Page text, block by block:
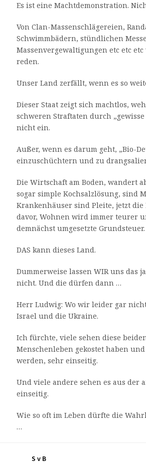
Es ist eine Machtdemonstration.
Von Clan-Massenschlägereien,
Schwimmbädern, stündlichen
Massenvergewaltigungen etc etc
reden.
Unser Land zerfällt, wenn es so
Dieser Staat zeigt sich machtlos,
schweren Straftaten durch
nicht ein.
Außer, wenn es darum geht, „Bio-
einzuschüchtern und zu
Die Wirtschaft am Boden, wandert
sogar simple Kochsalzlösung, sind
Krankenhäuser sind Pleite, jetzt
davor, Wohnen wird immer teurer
demnächst umgesetzte Grundsteuer.
DAS kann dieses Land.
Dummerweise lassen WIR uns das
nicht. Und die dürfen dann …
Herr Ludwig: Wo wir leider gar
Israel und die Ukraine.
Ich fürchte, viele sehen diese
Menschenleben gekostet haben
werden, sehr einseitig.
Und viele andere sehen es aus der
einseitig.
Wie so oft im Leben dürfte die
…
S v B